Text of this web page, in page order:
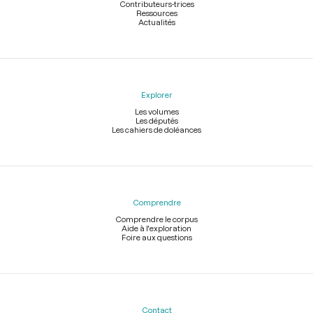
Contributeurs-trices
Ressources
Actualités
Explorer
Les volumes
Les députés
Les cahiers de doléances
Comprendre
Comprendre le corpus
Aide à l'exploration
Foire aux questions
Contact